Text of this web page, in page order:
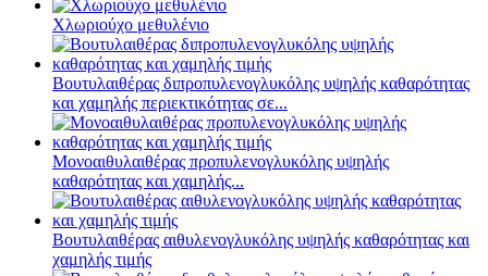
Χλωριούχο μεθυλένιο
Βουτυλαιθέρας διπροπυλενογλυκόλης υψηλής καθαρότητας
και χαμηλής περιεκτικότητας σε...
Μονοαιθυλαιθέρας προπυλενογλυκόλης υψηλής
καθαρότητας και χαμηλής...
Βουτυλαιθέρας αιθυλενογλυκόλης υψηλής καθαρότητας και
χαμηλής τιμής